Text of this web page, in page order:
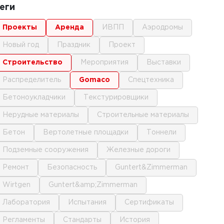
проекты аренда ИВПП аэродромы
новый год праздник проект
строительство мероприятия выставки
распределитель gomaco спецтехника
бетоноукладчики текстурировщики
нерудные материалы строительные материалы
бетон вертолетные площадки тоннели
подземные сооружения железные дороги
ремонт безопасность Guntert&Zimmerman
Wirtgen Guntert&amp;Zimmerman
лаборатория испытания сертификаты
регламенты стандарты история